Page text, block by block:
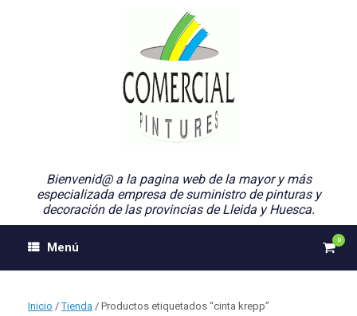
Bienvenid@ a la pagina web de la mayor y más
especializada empresa de suministro de pinturas y
decoración de las provincias de Lleida y Huesca.
Menú
Ver
0
Inicio /Tienda / Productos etiquetados “cinta krepp”